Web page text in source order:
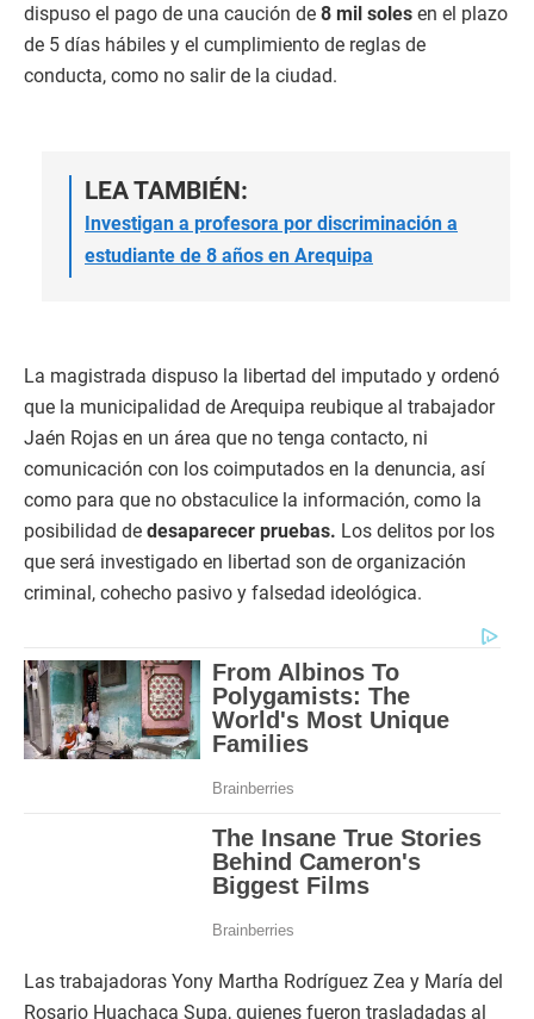
dispuso el pago de una caución de 8 mil soles en el plazo
de 5 días hábiles y el cumplimiento de reglas de
conducta, como no salir de la ciudad.
LEA TAMBIÉN:
Investigan a profesora por discriminación a
estudiante de 8 años en Arequipa
La magistrada dispuso la libertad del imputado y ordenó
que la municipalidad de Arequipa reubique al trabajador
Jaén Rojas en un área que no tenga contacto, ni
comunicación con los coimputados en la denuncia, así
como para que no obstaculice la información, como la
posibilidad de desaparecer pruebas. Los delitos por los
que será investigado en libertad son de organización
criminal, cohecho pasivo y falsedad ideológica.
Las trabajadoras Yony Martha Rodríguez Zea y María del
Rosario Huachaca Supa, quienes fueron trasladadas al